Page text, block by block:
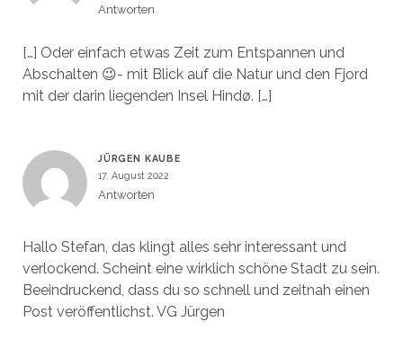
Antworten
[…] Oder einfach etwas Zeit zum Entspannen und
Abschalten 😉- mit Blick auf die Natur und den Fjord
mit der darin liegenden Insel Hindø. […]
JÜRGEN KAUBE
17. August 2022
Antworten
Hallo Stefan, das klingt alles sehr interessant und
verlockend. Scheint eine wirklich schöne Stadt zu sein.
Beeindruckend, dass du so schnell und zeitnah einen
Post veröffentlichst. VG Jürgen